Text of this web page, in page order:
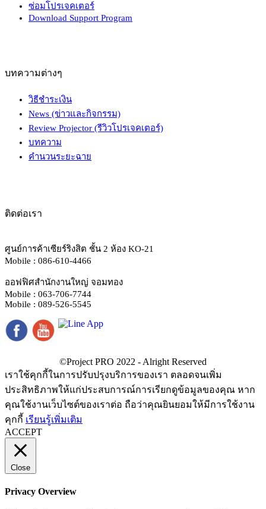
ซ่อมโปรเจคเตอร์
Download Support Program
บทความต่างๆ
วิธีชำระเงิน
News (ข่าวและกิจกรรม)
Review Projector (รีวิวโปรเจคเตอร์)
บทความ
คำนวนระยะฉาย
ติดต่อเรา
ศูนย์การค้าเซียร์ริงสิต ชั้น 2 ห้อง KO-21
Mobile : 086-610-4466
ออฟฟิศสำนักงานใหญ่ จอมทอง
Mobile : 063-706-7744
Mobile : 089-526-5545
เราใช้คุกกี้ในการปรับปรุงบริการของเรา ตลอดจนเพิ่ม
ประสิทธิภาพให้แก่ประสบการณ์การเรียกดูข้อมูลของคุณ หาก
คุณใช้งานเว็บไซต์ของเราต่อ ถือว่าคุณยินยอมให้มีการใช้งาน
คุกกี้ เรียนรู้เพิ่มเติม
ACCEPT
Close
Privacy Overview